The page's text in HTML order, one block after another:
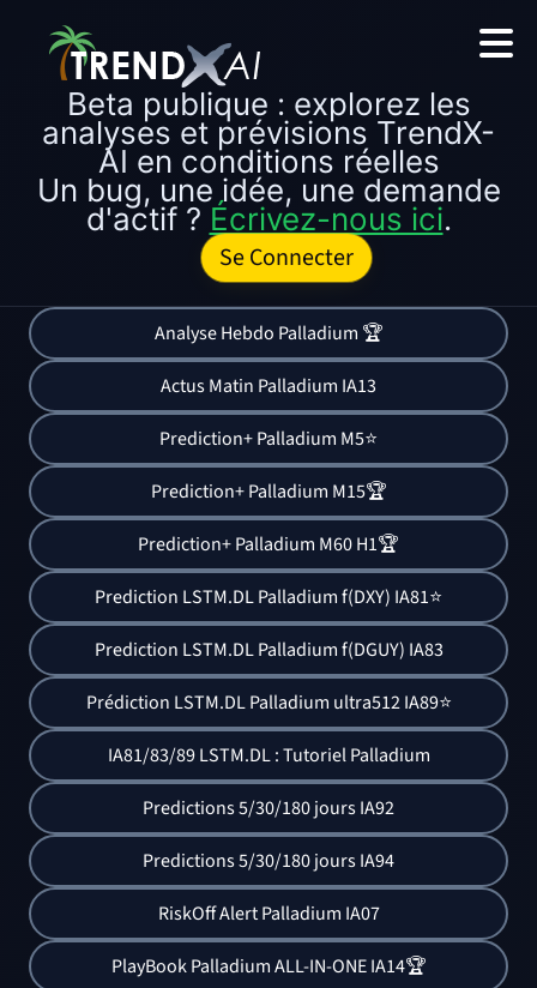
Beta publique : explorez les
analyses et prévisions TrendX-
AI en conditions réelles
Un bug, une idée, une demande
d'actif ? Écrivez-nous ici.
Se Connecter
Analyse Hebdo Palladium 🏆
Actus Matin Palladium IA13
Prediction+ Palladium M5⭐
Prediction+ Palladium M15🏆
Prediction+ Palladium M60 H1🏆
Prediction LSTM.DL Palladium f(DXY) IA81⭐
Prediction LSTM.DL Palladium f(DGUY) IA83
Prédiction LSTM.DL Palladium ultra512 IA89⭐
IA81/83/89 LSTM.DL : Tutoriel Palladium
Predictions 5/30/180 jours IA92
Predictions 5/30/180 jours IA94
RiskOff Alert Palladium IA07
PlayBook Palladium ALL-IN-ONE IA14🏆